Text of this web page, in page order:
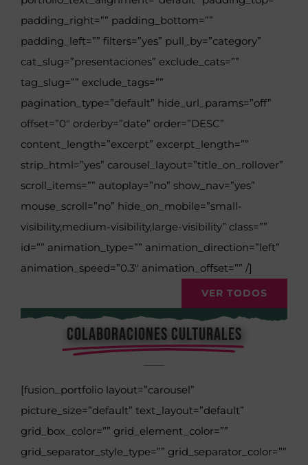
padding_right=”” padding_bottom=””
padding_left=”” filters=”yes” pull_by=”category”
cat_slug=”presentaciones” exclude_cats=””
tag_slug=”” exclude_tags=””
pagination_type=”default” hide_url_params=”off”
offset=”0″ orderby=”date” order=”DESC”
content_length=”excerpt” excerpt_length=””
strip_html=”yes” carousel_layout=”title_on_rollover”
scroll_items=”” autoplay=”no” show_nav=”yes”
mouse_scroll=”no” hide_on_mobile=”small-
visibility,medium-visibility,large-visibility” class=””
id=”” animation_type=”” animation_direction=”left”
animation_speed=”0.3″ animation_offset=”” /]
VER TODOS
COLABORACIONES CULTURALES
[fusion_portfolio layout=”carousel”
picture_size=”default” text_layout=”default”
grid_box_color=”” grid_element_color=””
grid_separator_style_type=”” grid_separator_color=””